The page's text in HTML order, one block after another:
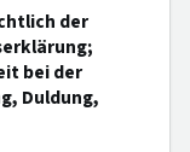
der
bei der
Duldung,